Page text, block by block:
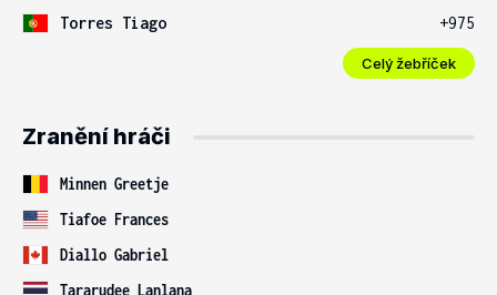
Torres Tiago
+975
Celý žebříček
Zranění hráči
Minnen Greetje
Tiafoe Frances
Diallo Gabriel
Tararudee Lanlana